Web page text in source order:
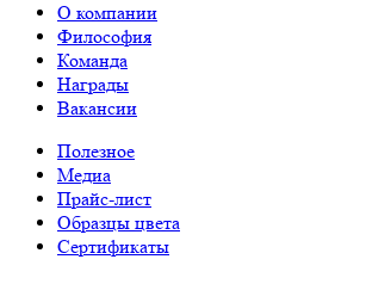
О компании
Философия
Команда
Награды
Вакансии
Полезное
Медиа
Прайс-лист
Образцы цвета
Сертификаты